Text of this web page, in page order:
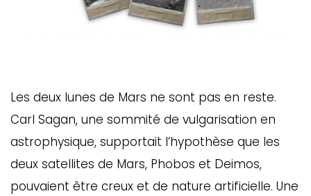
Les deux lunes de Mars ne sont pas en reste.
Carl Sagan, une sommité de vulgarisation en
astrophysique, supportait l’hypothèse que les
deux satellites de Mars, Phobos et Deimos,
pouvaient être creux et de nature artificielle. Une